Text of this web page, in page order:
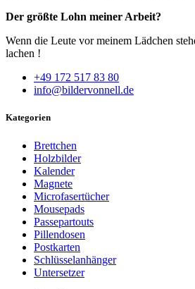
Der größte Lohn meiner Arbeit?
Wenn die Leute vor meinem Lädchen
lachen !
+49 172 517 83 80
info@bildervonnell.de
Kategorien
Brettchen
Holzbilder
Kalender
Magnete
Microfasertücher
Mousepads
Passepartouts
Pillendosen
Postkarten
Schlüsselanhänger
Untersetzer